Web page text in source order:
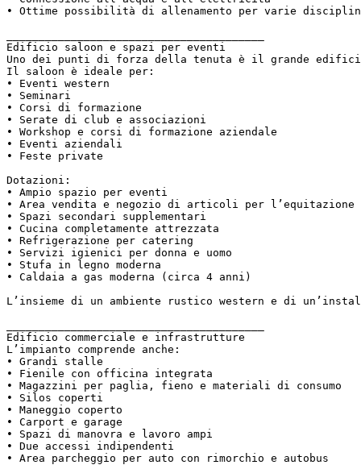
• Ottime possibilità di allenamento per varie
Edificio saloon e spazi per eventi
Uno dei punti di forza della tenuta è il grande
Il saloon è ideale per:
• Eventi western
• Seminari
• Corsi di formazione
• Serate di club e associazioni
• Workshop e corsi di formazione aziendale
• Eventi aziendali
• Feste private
Dotazioni:
• Ampio spazio per eventi
• Area vendita e negozio di articoli per
• Spazi secondari supplementari
• Cucina completamente attrezzata
• Refrigerazione per catering
• Servizi igienici per donna e uomo
• Stufa in legno moderna
• Caldaia a gas moderna (circa 4 anni)
L’insieme di un ambiente rustico western e di
Edificio commerciale e infrastrutture
L’impianto comprende anche:
• Grandi stalle
• Fienile con officina integrata
• Magazzini per paglia, fieno e materiali di consumo
• Silos coperti
• Maneggio coperto
• Carport e garage
• Spazi di manovra e lavoro ampi
• Due accessi indipendenti
• Area parcheggio per auto con rimorchio e autobus